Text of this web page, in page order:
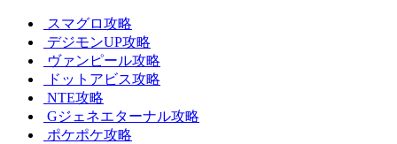
スマグロ攻略
デジモンUP攻略
ヴァンピール攻略
ドットアビス攻略
NTE攻略
Gジェネエターナル攻略
ポケポケ攻略